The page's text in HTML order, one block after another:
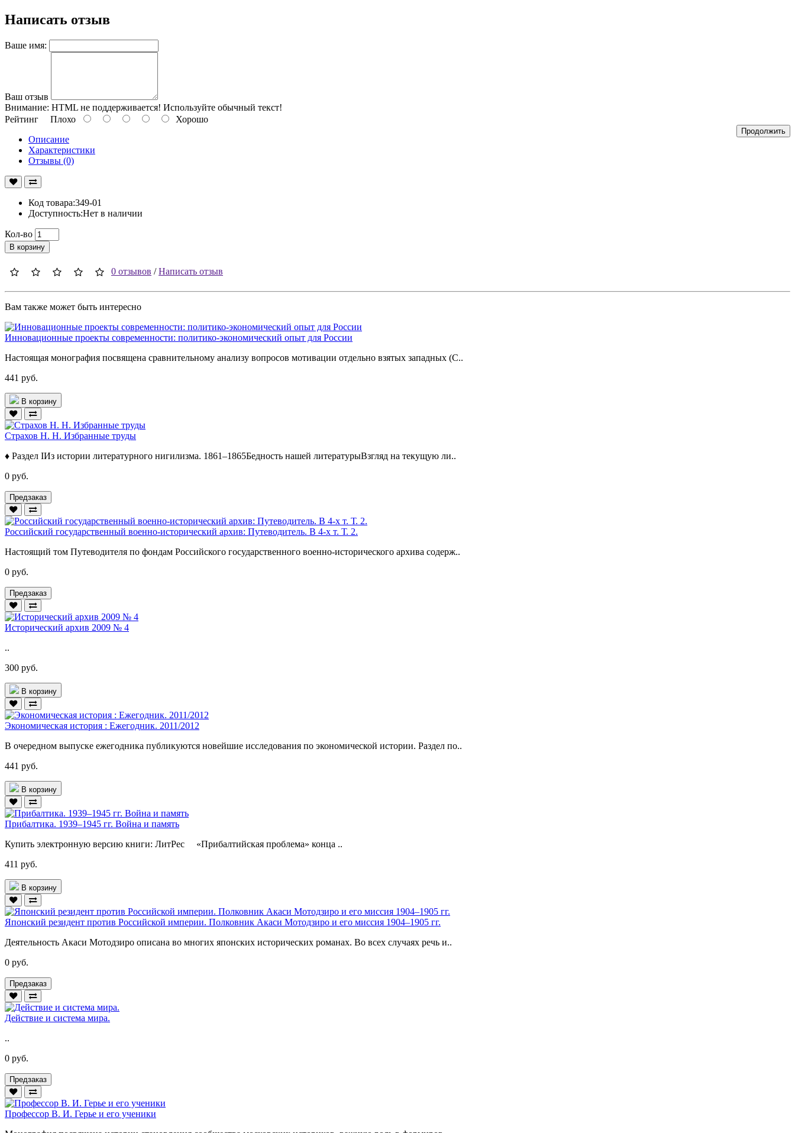
Написать отзыв
Ваше имя:
Ваш отзыв
Внимание: HTML не поддерживается! Используйте обычный текст!
Рейтинг Плохо Хорошо
Продолжить
Описание
Характеристики
Отзывы (0)
Код товара:349-01
Доступность:Нет в наличии
Кол-во
В корзину
0 отзывов /Написать отзыв
Вам также может быть интересно
Инновационные проекты современности: политико-экономический опыт для России
Настоящая монография посвящена сравнительному анализу вопросов мотивации отдельно взятых западных (С..
441 руб.
В корзину
Страхов Н. Н. Избранные труды
♦ Раздел IИз истории литературного нигилизма. 1861–1865Бедность нашей литературыВзгляд на текущую ли..
0 руб.
Предзаказ
Российский государственный военно-исторический архив: Путеводитель. В 4-х т. Т. 2.
Настоящий том Путеводителя по фондам Российского государственного военно-исторического архива содерж..
0 руб.
Предзаказ
Исторический архив 2009 № 4
..
300 руб.
В корзину
Экономическая история : Ежегодник. 2011/2012
В очередном выпуске ежегодника публикуются новейшие исследования по экономической истории. Раздел по..
441 руб.
В корзину
Прибалтика. 1939–1945 гг. Война и память
Купить электронную версию книги: ЛитРес «Прибалтийская проблема» конца ..
411 руб.
В корзину
Японский резидент против Российской империи. Полковник Акаси Мотодзиро и его миссия 1904–1905 гг.
Деятельность Акаси Мотодзиро описана во многих японских исторических романах. Во всех случаях речь и..
0 руб.
Предзаказ
Действие и система мира.
..
0 руб.
Предзаказ
Профессор В. И. Герье и его ученики